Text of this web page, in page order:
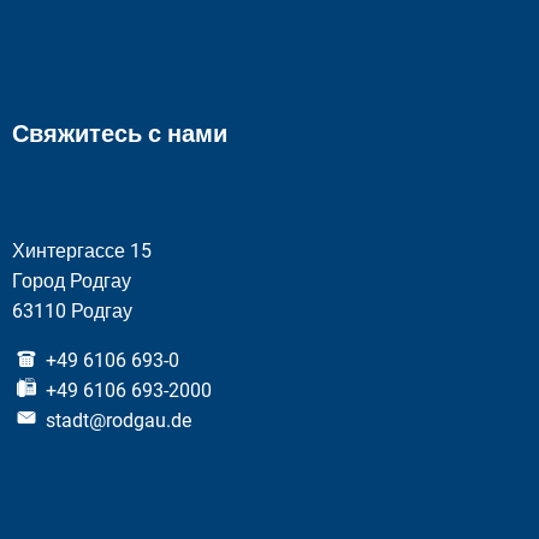
Свяжитесь с нами
Хинтергассе 15
Город Родгау
63110 Родгау
+49 6106 693-0
+49 6106 693-2000
stadt@rodgau.de